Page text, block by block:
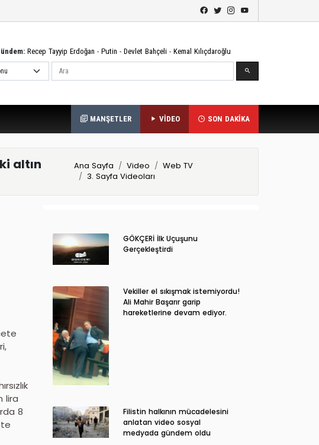
Recep Tayyip Erdoğan - Putin - Devlet Bahçeli - Kemal Kılıçdaroğlu
Ara
MANŞETLER VİDEO SON DAKİKA
altın
Ana Sayfa Video
Web TV
3. Sayfa Videoları
lira
8
GÖKÇERİ İlk Uçuşunu
Gerçekleştirdi
Vekiller el sıkışmak istemiyordu!
Ali Mahir Başarır garip
hareketlerine devam ediyor.
Filistin halkının mücadelesini
anlatan video sosyal
medyada gündem oldu